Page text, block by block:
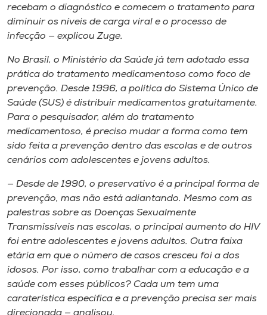
recebam o diagnóstico e comecem o tratamento para
diminuir os níveis de carga viral e o processo de
infecção — explicou Zuge.
No Brasil, o Ministério da Saúde já tem adotado essa
prática do tratamento medicamentoso como foco de
prevenção. Desde 1996, a política do Sistema Único de
Saúde (SUS) é distribuir medicamentos gratuitamente.
Para o pesquisador, além do tratamento
medicamentoso, é preciso mudar a forma como tem
sido feita a prevenção dentro das escolas e de outros
cenários com adolescentes e jovens adultos.
— Desde de 1990, o preservativo é a principal forma de
prevenção, mas não está adiantando. Mesmo com as
palestras sobre as Doenças Sexualmente
Transmissíveis nas escolas, o principal aumento do HIV
foi entre adolescentes e jovens adultos. Outra faixa
etária em que o número de casos cresceu foi a dos
idosos. Por isso, como trabalhar com a educação e a
saúde com esses públicos? Cada um tem uma
caraterística específica e a prevenção precisa ser mais